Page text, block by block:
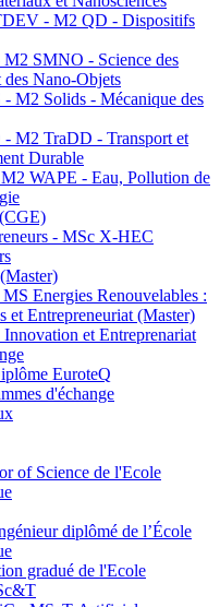
- M2 QD - Dispositifs
SMNO - Science des
Nano-Objets
M2 Solids - Mécanique des
M2 TraDD - Transport et
Durable
WAPE - Eau, Pollution de
- MSc X-HEC
Energies Renouvelables :
et Entrepreneuriat (Master)
et Entreprenariat
EuroteQ
d'échange
of Science de l'Ecole
diplômé de l’École
gradué de l'Ecole